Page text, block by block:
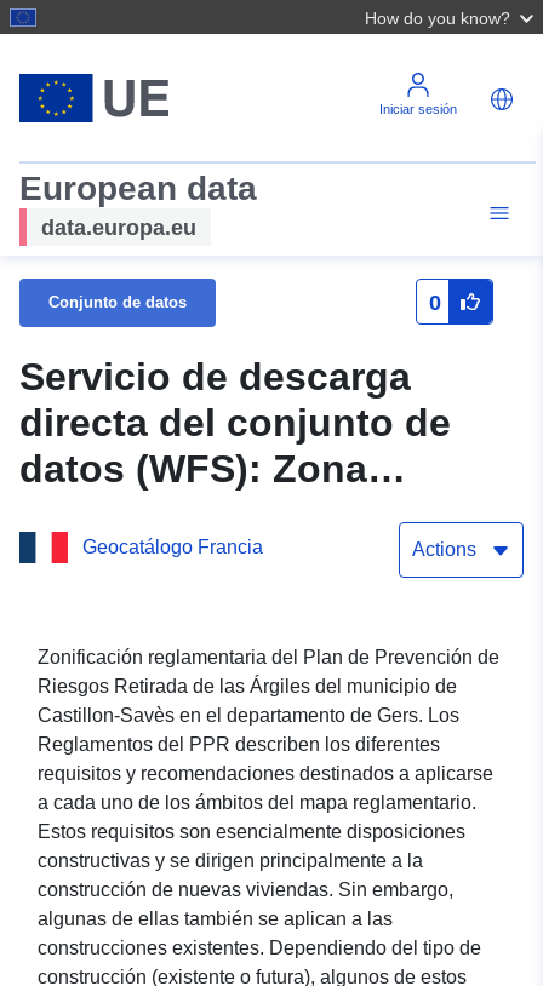
How do you know?
Iniciar sesión
European data
data.europa.eu
Conjunto de datos 0
Servicio de descarga
directa del conjunto de
datos (WFS): Zona
restringida de la PPRGA
del municipio de Castillon-
Geocatálogo Francia Actions
Zonificación reglamentaria del Plan de Prevención de
Riesgos Retirada de las Árgiles del municipio de
Castillon-Savès en el departamento de Gers. Los
Reglamentos del PPR describen los diferentes
requisitos y recomendaciones destinados a aplicarse
a cada uno de los ámbitos del mapa reglamentario.
Estos requisitos son esencialmente disposiciones
constructivas y se dirigen principalmente a la
construcción de nuevas viviendas. Sin embargo,
algunas de ellas también se aplican a las
construcciones existentes. Dependiendo del tipo de
construcción (existente o futura), algunos de estos